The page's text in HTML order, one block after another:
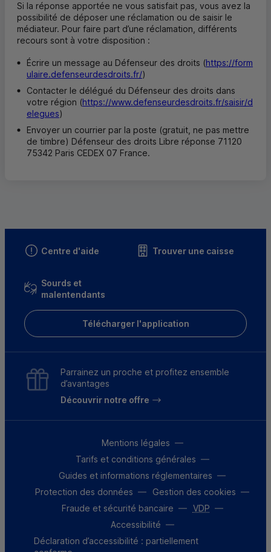
Si la réponse apportée ne vous satisfait pas, vous avez la
possibilité de déposer une réclamation ou de saisir le
médiateur. Pour faire part d’une réclamation, différents
recours sont à votre disposition :
Écrire un message au Défenseur des droits (https://form
ulaire.defenseurdesdroits.fr/)
Contacter le délégué du Défenseur des droits dans
votre région (https://www.defenseurdesdroits.fr/saisir/d
elegues)
Envoyer un courrier par la poste (gratuit, ne pas mettre
de timbre) Défenseur des droits Libre réponse 71120
75342 Paris CEDEX 07 France.
Centre d'aide Trouver une caisse
Sourds et
malentendants
Télécharger l'application
Parrainez un proche et profitez ensemble
d’avantages
Découvrir notre offre
Mentions légales
Tarifs et conditions générales
Guides et informations réglementaires
Protection des données
Gestion des cookies
Fraude et sécurité bancaire
VDP
Accessibilité
Déclaration d’accessibilité : partiellement